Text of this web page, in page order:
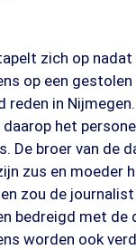
zich op
op een
reden in
het
De broer van de
zus en moeder
zou de journalist
bedreigd met de
worden ook